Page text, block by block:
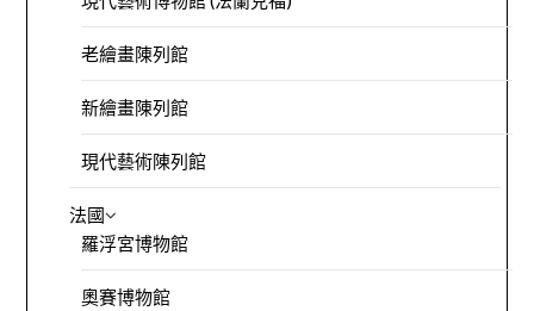
老繪畫陳列館
新繪畫陳列館
現代藝術陳列館
法國
羅浮宮博物館
奧賽博物館